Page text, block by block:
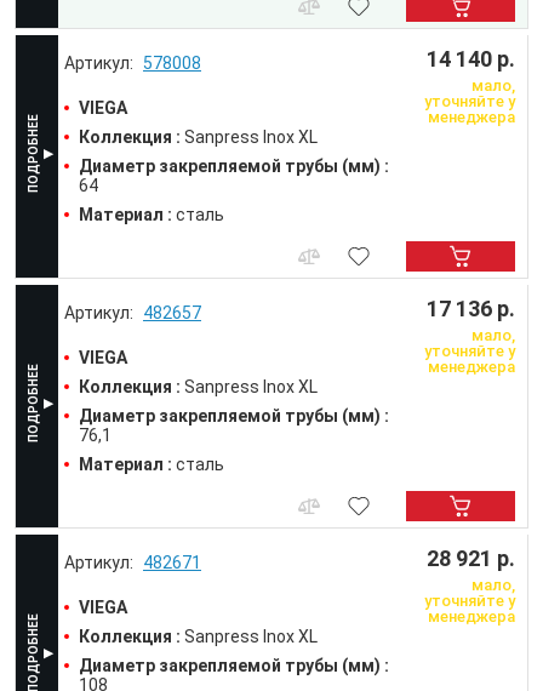
578008
VIEGA
Коллекция : Sanpress Inox XL
Диаметр закрепляемой трубы (мм) :
64
Материал : сталь
14 140 р.
мало,
уточняйте у
менеджера
482657
VIEGA
Коллекция : Sanpress Inox XL
Диаметр закрепляемой трубы (мм) :
76,1
Материал : сталь
17 136 р.
мало,
уточняйте у
менеджера
482671
VIEGA
Коллекция : Sanpress Inox XL
Диаметр закрепляемой трубы (мм) :
108
28 921 р.
мало,
уточняйте у
менеджера